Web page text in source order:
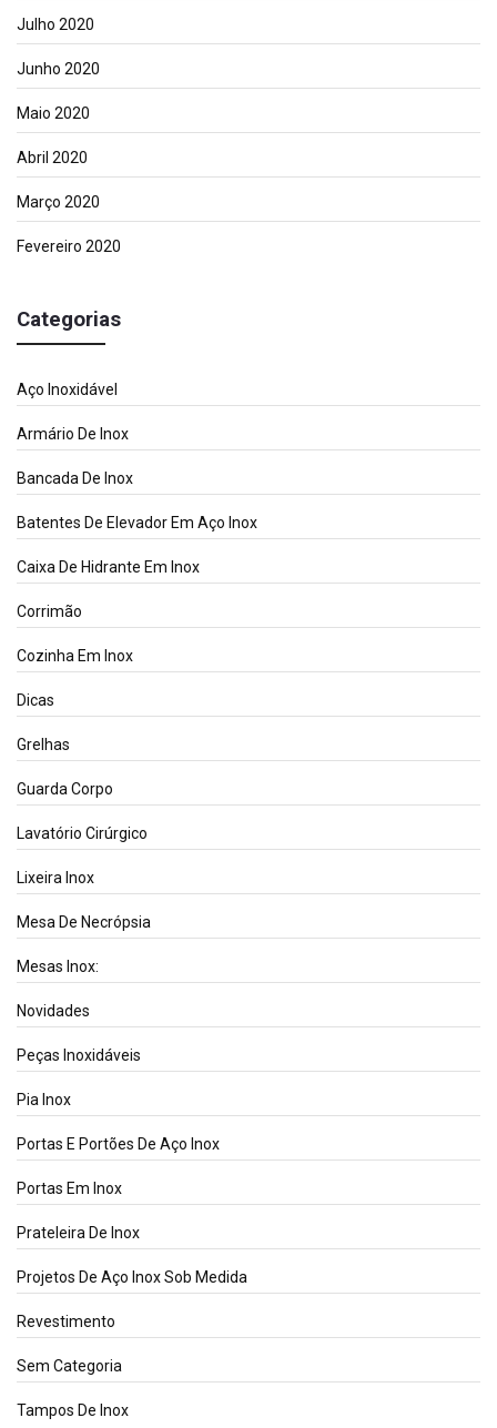
Julho 2020
Junho 2020
Maio 2020
Abril 2020
Março 2020
Fevereiro 2020
Categorias
Aço Inoxidável
Armário De Inox
Bancada De Inox
Batentes De Elevador Em Aço Inox
Caixa De Hidrante Em Inox
Corrimão
Cozinha Em Inox
Dicas
Grelhas
Guarda Corpo
Lavatório Cirúrgico
Lixeira Inox
Mesa De Necrópsia
Mesas Inox:
Novidades
Peças Inoxidáveis
Pia Inox
Portas E Portões De Aço Inox
Portas Em Inox
Prateleira De Inox
Projetos De Aço Inox Sob Medida
Revestimento
Sem Categoria
Tampos De Inox